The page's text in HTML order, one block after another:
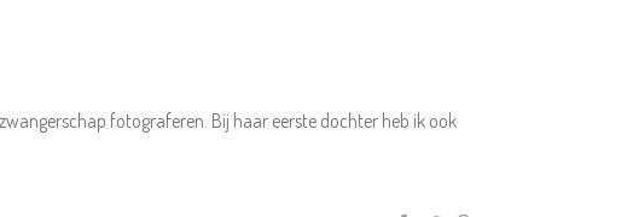
fotograferen. Bij haar eerste dochter heb ik ook